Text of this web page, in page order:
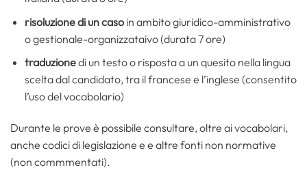
risoluzione di un casoin ambito giuridico-amministrativo
o gestionale-organizzataivo (durata 7 ore)
traduzionedi un testo o risposta a un quesito nella lingua
scelta dal candidato, tra il francese e l’inglese (consentito
l’uso del vocabolario)
Durante le prove è possibile consultare, oltre ai vocabolari,
anche codici di legislazione e e altre fonti non normative
(non commmentati).